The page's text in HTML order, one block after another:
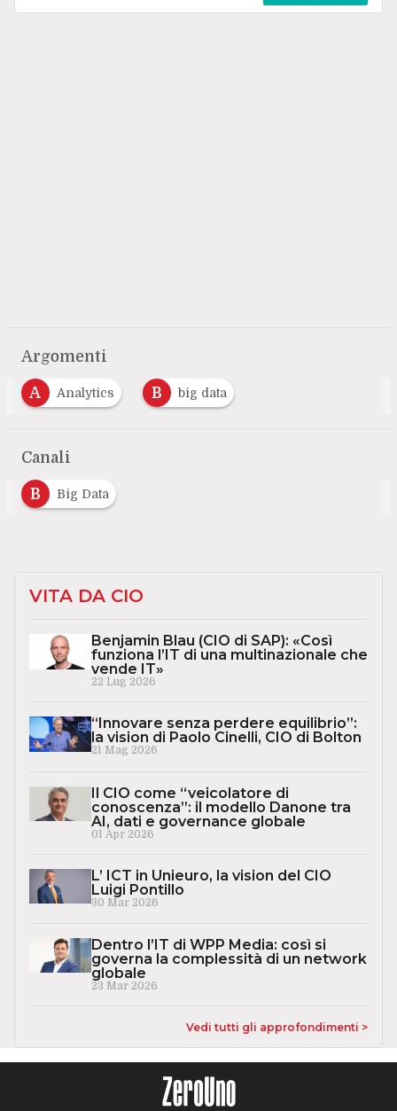
Argomenti
A Analytics B big data
Canali
B Big Data
VITA DA CIO
Benjamin Blau (CIO di SAP): «Così
funziona l’IT di una multinazionale che
vende IT»
22 Lug 2026
“Innovare senza perdere equilibrio”:
la vision di Paolo Cinelli, CIO di Bolton
21 Mag 2026
Il CIO come “veicolatore di
conoscenza”: il modello Danone tra
AI, dati e governance globale
01 Apr 2026
L’ ICT in Unieuro, la vision del CIO
Luigi Pontillo
30 Mar 2026
Dentro l’IT di WPP Media: così si
governa la complessità di un network
globale
23 Mar 2026
Vedi tutti gli approfondimenti >